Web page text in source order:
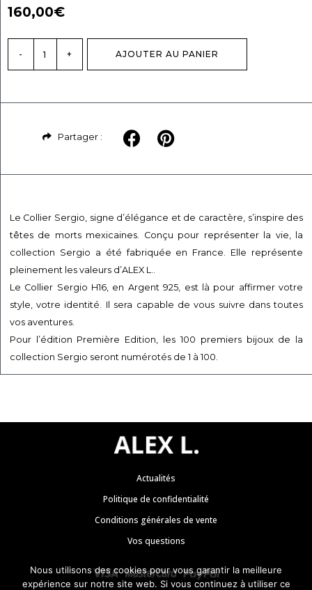
160,00€
- + AJOUTER AU PANIER
Partager :
Le Collier Sergio, signe d’élégance et de caractère, s’inspire des
têtes de morts mexicaines. Conçu pour représenter la vie, la
collection Sergio a été fabriquée en France. Elle représente
pleinement les valeurs d’ALEX L..
Le Collier Sergio H16, en Argent 925, est là pour affirmer votre
style, votre identité. Il sera capable de vous suivre dans toutes
vos aventures.
Pour l’édition Première Edition, les 100 premiers bijoux de la
collection Sergio seront numérotés de 1 à 100.
Actualités
Politique de confidentialité
Conditions générales de vente
Vos questions
Nous utilisons des cookies pour vous garantir la meilleure
expérience sur notre site web. Si vous continuez à utiliser ce